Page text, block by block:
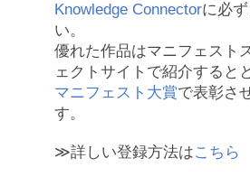
Knowledge Connectorに必
い。
優れた作品はマニフェスト
ェクトサイトで紹介すると
マニフェスト大賞で表彰さ
す。
≫詳しい登録方法はこちら